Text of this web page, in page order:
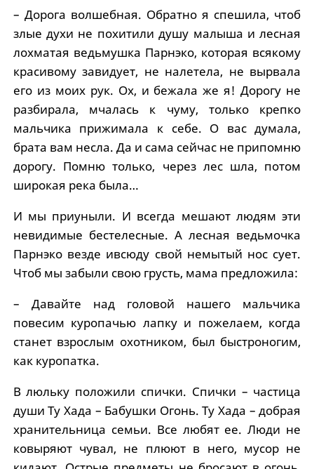
– Дорога волшебная. Обратно я спешила, чтоб
злые духи не похитили душу малыша и лесная
лохматая ведьмушка Парнэко, которая всякому
красивому завидует, не налетела, не вырвала
его из моих рук. Ох, и бежала же я! Дорогу не
разбирала, мчалась к чуму, только крепко
мальчика прижимала к себе. О вас думала,
брата вам несла. Да и сама сейчас не припомню
дорогу. Помню только, через лес шла, потом
широкая река была…
И мы приуныли. И всегда мешают людям эти
невидимые бестелесные. А лесная ведьмочка
Парнэко везде ивсюду свой немытый нос сует.
Чтоб мы забыли свою грусть, мама предложила:
– Давайте над головой нашего мальчика
повесим куропачью лапку и пожелаем, когда
станет взрослым охотником, был быстроногим,
как куропатка.
В люльку положили спички. Спички – частица
души Ту Хада – Бабушки Огонь. Ту Хада – добрая
хранительница семьи. Все любят ее. Люди не
ковыряют чувал, не плюют в него, мусор не